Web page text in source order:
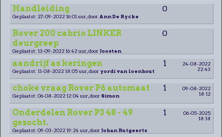
Handleiding 0
Geplaatst: 27-09-2022 16:01 uur, door Ann De Rycke
Rover 200 cabrio LINKER
deurgreep
0
Geplaatst: 13-09-2022 16:42 uur, door Joosten
aandrijf as keringen 1
24-08-2022
22:43
Geplaatst: 11-08-2022 18:05 uur, door yordi van loenhout
choke vraag Rover P6 automaat 1
09-08-2022
18:12
Geplaatst: 06-08-2022 12:04 uur, door Simon
Onderdelen Rover P3 48 - 49
gezocht.
1
06-05-2025
18:18
Geplaatst: 09-03-2022 19:24 uur, door Johan Rutgeerts